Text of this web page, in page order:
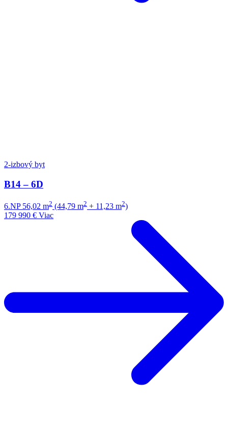
2-izbový byt
B14 – 6D
6.NP 56,02 m2 (44,79 m2 + 11,23 m2)
179 990 € Viac